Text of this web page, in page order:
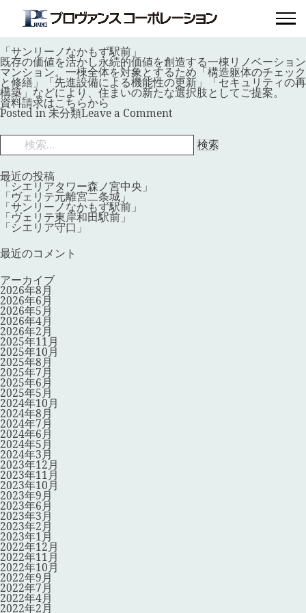
「サンリーノなかもず駅前」
Posted on 2026年6月1日by
provence_master
「サンリーノなかもず駅前」
既存の価値を活かし永続的価値を創造する一棟リノベーション
マンション。一棟全体を対象とするため「構造躯体のチェック
と修繕」「先進設備による機能性の更新」「セキュリティの再
構築」などにより、住まいの新たな選択肢としてご提案。
資料請求はこちらから
Posted in未分類Leave a Commenton
ン
ー
検
最近の投稿
「シエリアタワー森ノ宮中央」
「ヴェリテ元離宮二条城」
「サンリーノなかもず駅前」
「ヴェリテ東岸和田駅前」
「シエリア守口」
最近のコメント
アーカイブ
2026年8月
2026年6月
2026年5月
2026年4月
2026年2月
2025年11月
2025年10月
2025年8月
2025年7月
2025年6月
2025年5月
2024年10月
2024年8月
2024年7月
2024年6月
2024年5月
2024年3月
2023年12月
2023年11月
2023年10月
2023年9月
2023年6月
2023年3月
2023年2月
2023年1月
2022年12月
2022年11月
2022年10月
2022年9月
2022年7月
2022年4月
2022年2月